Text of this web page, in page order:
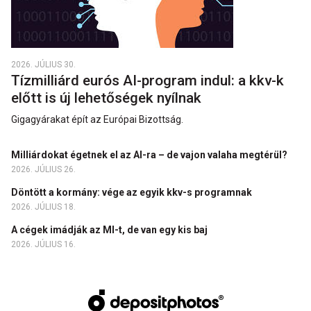
2026. JÚLIUS 30.
Tízmilliárd eurós AI-program indul: a kkv-k
előtt is új lehetőségek nyílnak
Gigagyárakat épít az Európai Bizottság.
Milliárdokat égetnek el az AI-ra – de vajon valaha megtérül?
2026. JÚLIUS 26.
Döntött a kormány: vége az egyik kkv-s programnak
2026. JÚLIUS 18.
A cégek imádják az MI-t, de van egy kis baj
2026. JÚLIUS 16.